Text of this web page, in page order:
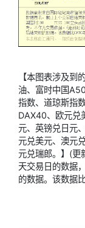
【本图表涉及到
油、富时中国
指数、道琼斯指数
DAX40、
欧元兑
元、 英镑兑日元、
元兑美元、澳元
元兑瑞郎。】(更
天交易日的数据
的数据。该数据